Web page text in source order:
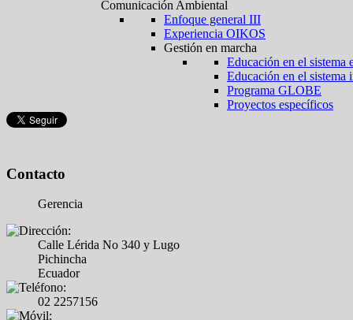
Comunicación Ambiental
Enfoque general III
Experiencia OIKOS
Gestión en marcha
Educación en el sistema
Educación en el sistema
Programa GLOBE
Proyectos específicos
Contacto
Gerencia
Calle Lérida No 340 y Lugo
Pichincha
Ecuador
02 2257156